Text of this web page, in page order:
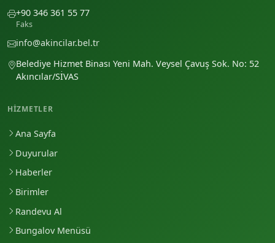
+90 346 361 55 77
Faks
info@akincilar.bel.tr
Belediye Hizmet Binası Yeni Mah. Veysel Çavuş Sok. No: 52
Akıncılar/SİVAS
HIZMETLER
Ana Sayfa
Duyurular
Haberler
Birimler
Randevu Al
Bungalov Menüsü